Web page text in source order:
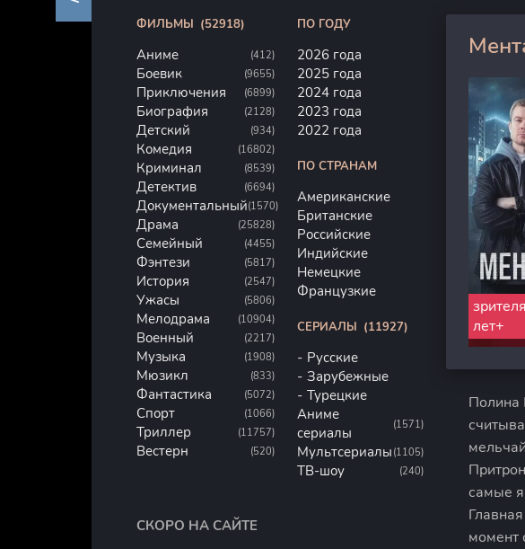
лет+
Полина
самые
момент
ФИЛЬМЫ (52918)
Аниме (412)
Боевик (9655)
Приключения (6899)
Биография (2128)
Детский (934)
Комедия (16802)
Криминал (8539)
Детектив (6694)
Документальный(1570)
Драма (25828)
Семейный (4455)
Фэнтези (5817)
История (2547)
Ужасы (5806)
Мелодрама (10904)
Военный (2217)
Музыка (1908)
Мюзикл (833)
Фантастика (5072)
Спорт (1066)
Триллер (11757)
Вестерн (520)
ПО ГОДУ
2026 года
2025 года
2024 года
2023 года
2022 года
ПО СТРАНАМ
Американские
Британские
Российские
Индийские
Немецкие
Французкие
СЕРИАЛЫ (11927)
Русские
Зарубежные
Турецкие
Аниме
сериалы
(1571)
Мультсериалы (1105)
ТВ-шоу (240)
СКОРО НА САЙТЕ